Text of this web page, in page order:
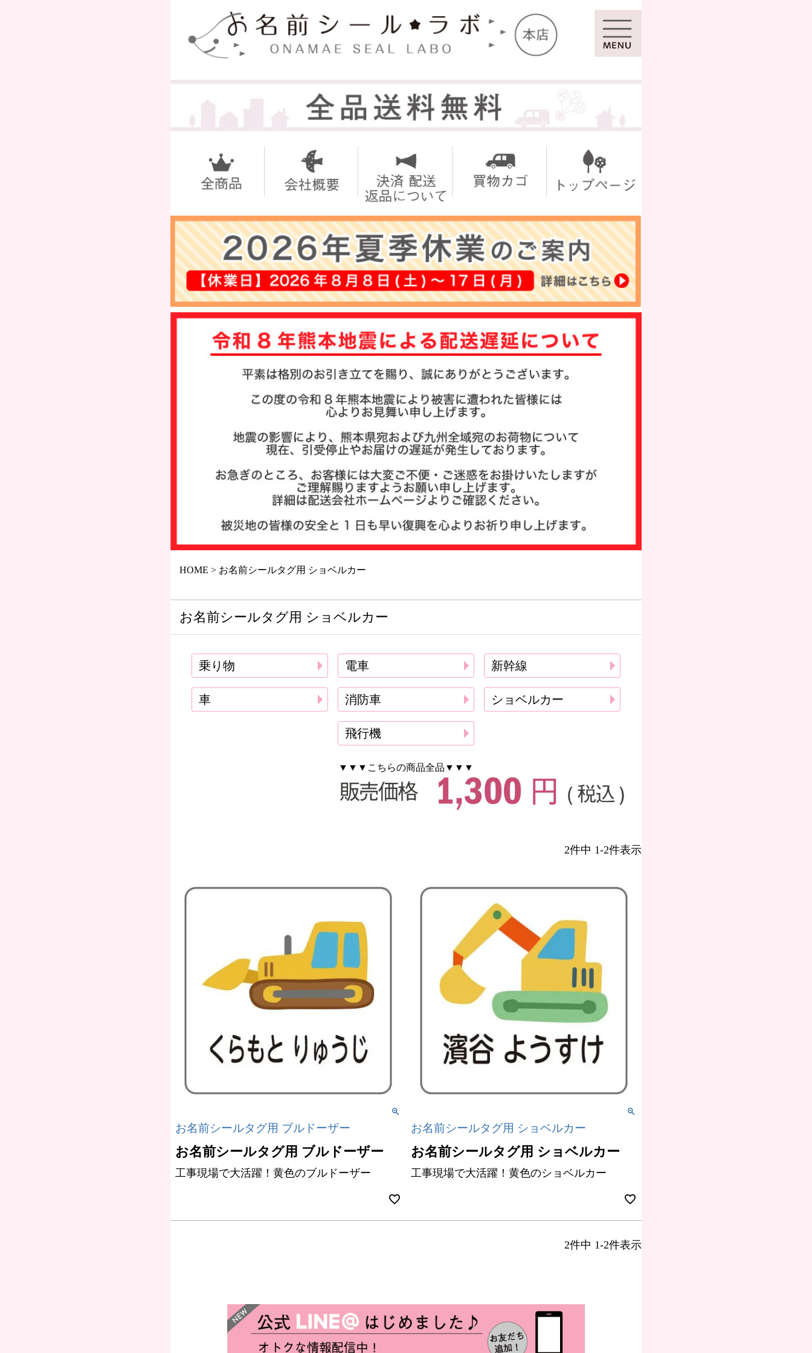
お名前シール
アイロンシール
お買い得セット
お名前スタンプ
その他
商品ガイド
商品の選び方
まとめ買い
会社概要 お問合せ
お客様へのお
知らせ
メルマガ登録
HOME お名前シールタグ用 ショベルカー
お名前シールタグ用 ショベルカー
乗り物 電車 新幹線
車 消防車 ショベルカー
飛行機
▼▼▼こちらの商品全品▼▼▼
2件中 1-2件表示
お名前シールタグ用 ブルドーザー
お名前シールタグ用 ブルドーザー
工事現場で大活躍！黄色のブルドーザー
お名前シールタグ用 ショベルカー
お名前シールタグ用 ショベルカー
工事現場で大活躍！黄色のショベルカー
2件中 1-2件表示